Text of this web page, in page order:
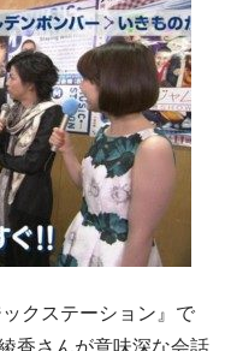
クステーション』で
香さんが意味深な会話